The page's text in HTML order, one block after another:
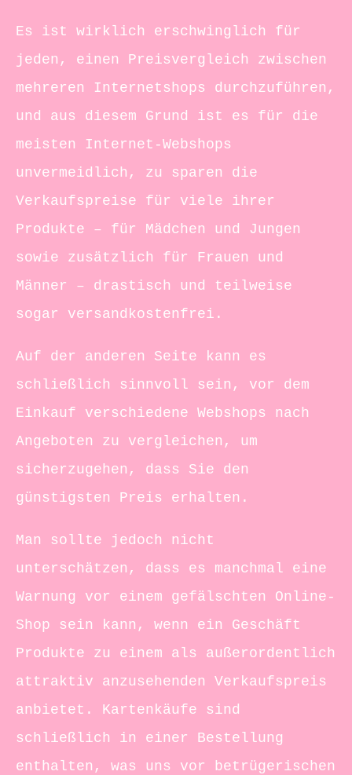
Es ist wirklich erschwinglich für
jeden, einen Preisvergleich zwischen
mehreren Internetshops durchzuführen,
und aus diesem Grund ist es für die
meisten Internet-Webshops
unvermeidlich, zu sparen die
Verkaufspreise für viele ihrer
Produkte – für Mädchen und Jungen
sowie zusätzlich für Frauen und
Männer – drastisch und teilweise
sogar versandkostenfrei.
Auf der anderen Seite kann es
schließlich sinnvoll sein, vor dem
Einkauf verschiedene Webshops nach
Angeboten zu vergleichen, um
sicherzugehen, dass Sie den
günstigsten Preis erhalten.
Man sollte jedoch nicht
unterschätzen, dass es manchmal eine
Warnung vor einem gefälschten Online-
Shop sein kann, wenn ein Geschäft
Produkte zu einem als außerordentlich
attraktiv anzusehenden Verkaufspreis
anbietet. Kartenkäufe sind
schließlich in einer Bestellung
enthalten, was uns vor betrügerischen